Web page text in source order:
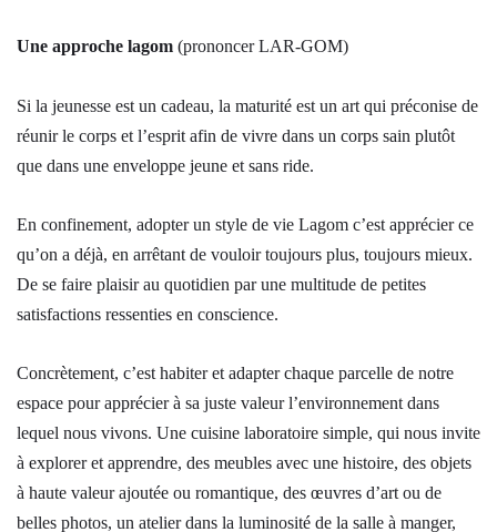
Une approche lagom (prononcer LAR-GOM)
Si la jeunesse est un cadeau, la maturité est un art qui préconise de
réunir le corps et l’esprit afin de vivre dans un corps sain plutôt
que dans une enveloppe jeune et sans ride.
En confinement, adopter un style de vie Lagom c’est apprécier ce
qu’on a déjà, en arrêtant de vouloir toujours plus, toujours mieux.
De se faire plaisir au quotidien par une multitude de petites
satisfactions ressenties en conscience.
Concrètement, c’est habiter et adapter chaque parcelle de notre
espace pour apprécier à sa juste valeur l’environnement dans
lequel nous vivons. Une cuisine laboratoire simple, qui nous invite
à explorer et apprendre, des meubles avec une histoire, des objets
à haute valeur ajoutée ou romantique, des œuvres d’art ou de
belles photos, un atelier dans la luminosité de la salle à manger,